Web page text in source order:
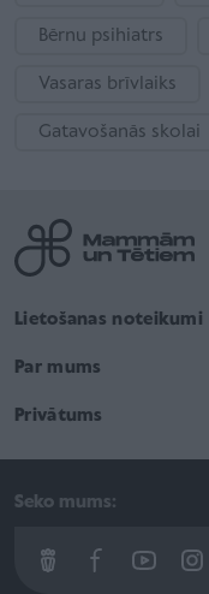
Bērnu psihiatrs
Vasaras brīvlaiks
Gatavošanās skolai
Lietošanas noteikumi
Par mums
Privātums
Seko mums: